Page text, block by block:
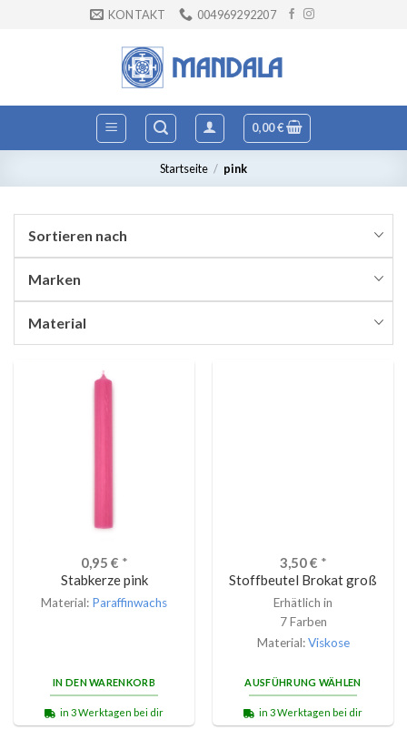
KONTAKT 004969292207
0,00€
Startseite / pink
Sortieren nach
Marken
Material
0,95 € *
Stabkerze pink
Material: Paraffinwachs
IN DEN WARENKORB
in 3 Werktagen bei dir
3,50€ *
Stoffbeutel Brokat groß
Erhätlich in
7 Farben
Material:Viskose
AUSFÜHRUNG WÄHLEN
in 3 Werktagen bei dir